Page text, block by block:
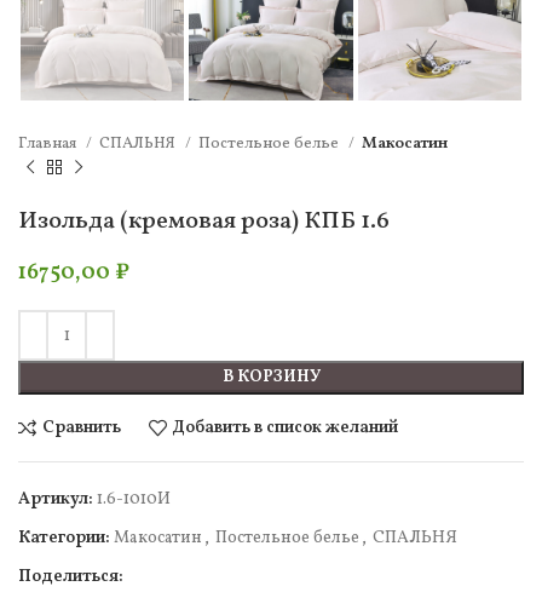
Главная СПАЛЬНЯ Постельное белье Макосатин
Изольда (кремовая роза) КПБ 1.6
16750,00 ₽
В КОРЗИНУ
Сравнить Добавить в список желаний
Артикул: 1.6-1010И
Категории: Макосатин , Постельное белье , СПАЛЬНЯ
Поделиться: